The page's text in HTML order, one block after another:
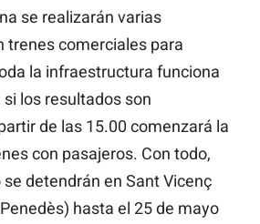
se realizarán varias
trenes comerciales para
la infraestructura funciona
los resultados son
de las 15.00 comenzará la
con pasajeros. Con todo,
detendrán en Sant Vicenç
hasta el 25 de mayo